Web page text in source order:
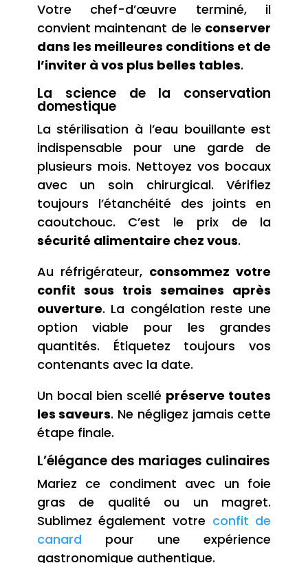
Votre chef-d’œuvre terminé, il
convient maintenant de le conserver
dans les meilleures conditions et de
l’inviter à vos plus belles tables.
La science de la conservation
domestique
La stérilisation à l’eau bouillante est
indispensable pour une garde de
plusieurs mois. Nettoyez vos bocaux
avec un soin chirurgical. Vérifiez
toujours l’étanchéité des joints en
caoutchouc. C’est le prix de la
sécurité alimentaire chez vous.
Au réfrigérateur, consommez votre
confit sous trois semaines après
ouverture. La congélation reste une
option viable pour les grandes
quantités. Étiquetez toujours vos
contenants avec la date.
Un bocal bien scellé préserve toutes
les saveurs. Ne négligez jamais cette
étape finale.
L’élégance des mariages culinaires
Mariez ce condiment avec un foie
gras de qualité ou un magret.
Sublimez également votre confit de
canard pour une expérience
gastronomique authentique.